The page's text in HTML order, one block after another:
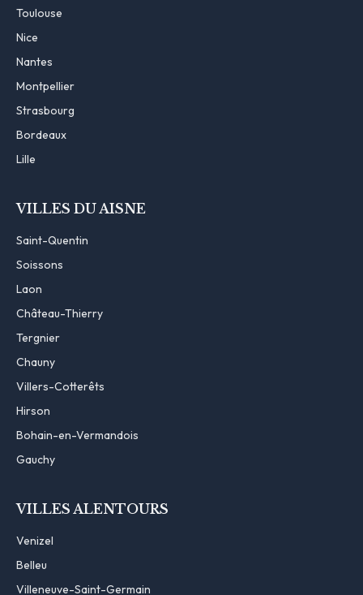
Toulouse
Nice
Nantes
Montpellier
Strasbourg
Bordeaux
Lille
VILLES DU AISNE
Saint-Quentin
Soissons
Laon
Château-Thierry
Tergnier
Chauny
Villers-Cotterêts
Hirson
Bohain-en-Vermandois
Gauchy
VILLES ALENTOURS
Venizel
Belleu
Villeneuve-Saint-Germain